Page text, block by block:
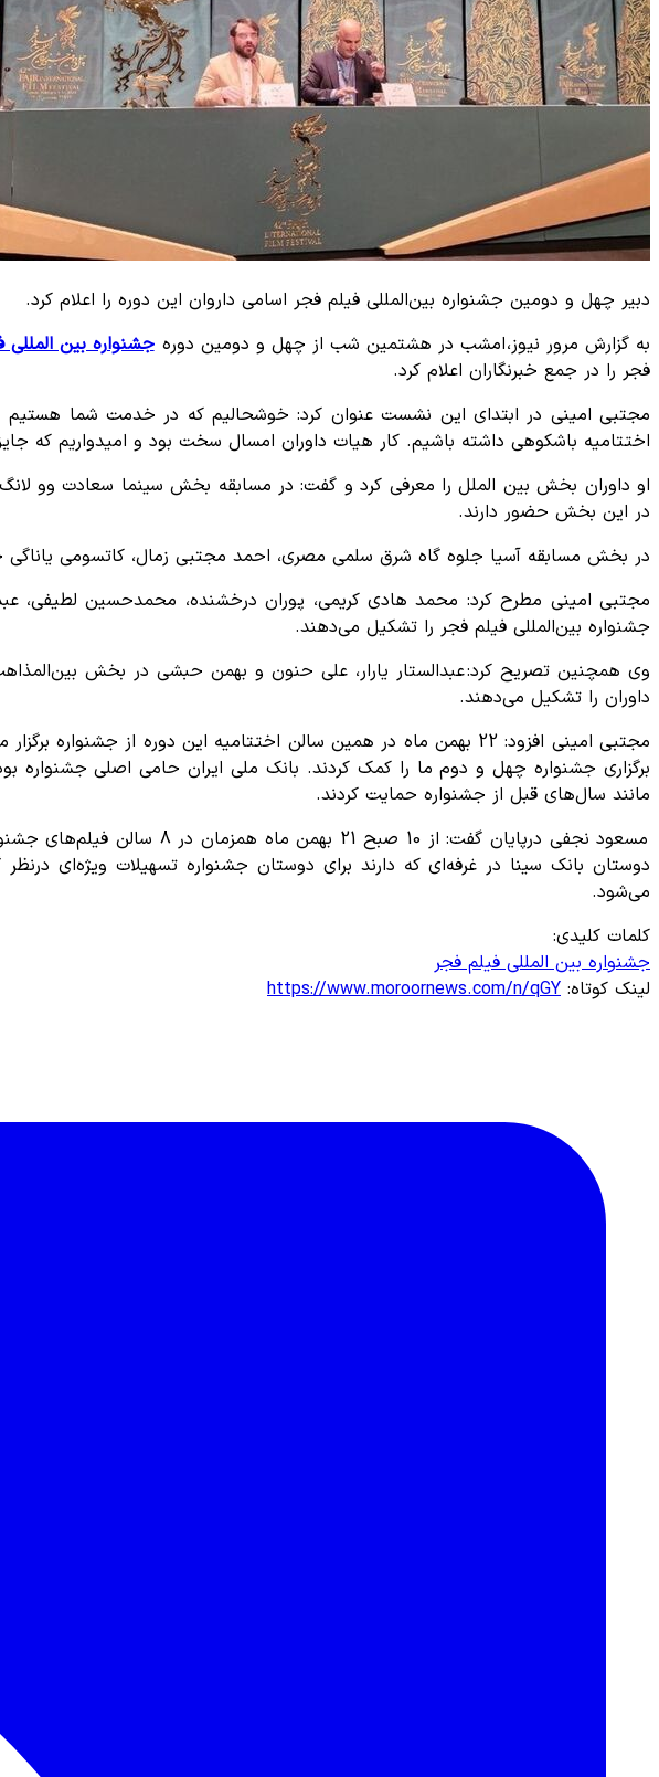
دبیر چهل و دومین جشنواره بین‌المللی فیلم فجر اسامی داروان این دوره را اعلام کرد.
به گزارش مرور نیوز، امشب در هشتمین شب از چهل و دومین دورهجشنواره بین المللی
فجر را در جمع خبرنگاران اعلام کرد.
مجتبی امینی در ابتدای این نشست عنوان کرد: خوشحالیم که در خدمت شما هستیم و
اختتامیه باشکوهی داشته باشیم. کار هیات داوران امسال سخت بود و امیدواریم که
او داوران بخش بین الملل را معرفی کرد و گفت: در مسابقه بخش سینما سعادت وو لانگ،
در این بخش حضور دارند.
در بخش مسابقه آسیا جلوه گاه شرق سلمی مصری، احمد مجتبی زمال، کاتسومی یاناگی
مجتبی امینی مطرح کرد: محمد هادی کریمی، پوران درخشنده، محمدحسین لطیفی،
جشنواره بین‌المللی فیلم فجر را تشکیل می‌دهند.
وی همچنین تصریح کرد: عبدالستار یارار، علی حنون و بهمن حبشی در بخش
داوران را تشکیل می‌دهند.
مجتبی امینی افزود: 22 بهمن ماه در همین سالن اختتامیه این دوره از
برگزاری جشنواره چهل و دوم ما را کمک کردند. بانک ملی ایران حامی اصلی جشنواره
مانند سال‌های قبل از جشنواره حمایت کردند.
دوستان بانک سینا در غرفه‌ای که دارند برای دوستان جشنواره تسهیلات ویژه‌ای
می‌شود.
کلمات کلیدی:
جشنواره بین المللی فیلم فجر
لینک کوتاه: https://www.moroornews.com/n/qGY